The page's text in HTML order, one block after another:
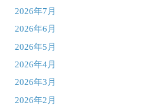
2026年7月
2026年6月
2026年5月
2026年4月
2026年3月
2026年2月